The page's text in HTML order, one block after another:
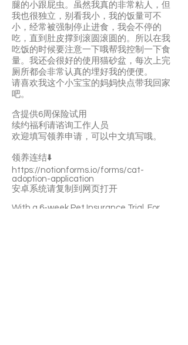
腿的小跟屁虫。虽然我真的非常粘人，但
我也很独立，别看我小，我的饭量可不
小，经常被强制停止进食，我会不停的
吃，直到肚皮撑到滚圆滚圆的。所以在我
吃饭的时候要注意一下哦帮我控制一下食
量。我还会很好的使用猫砂盆，每次上完
厕所都会非常认真的埋好我的便便。
请喜欢我这个小宝宝的妈妈快点带我回家
吧。
含提供6周保险试用
续约福利请谘询工作人员
欢迎填写领养申请，可以中文填写哦。
领养连结⬇️
https://notionforms.io/forms/cat-
adoption-application
安卓系统请复制到网页打开
With a 6-week Pet Insurance Trial. For